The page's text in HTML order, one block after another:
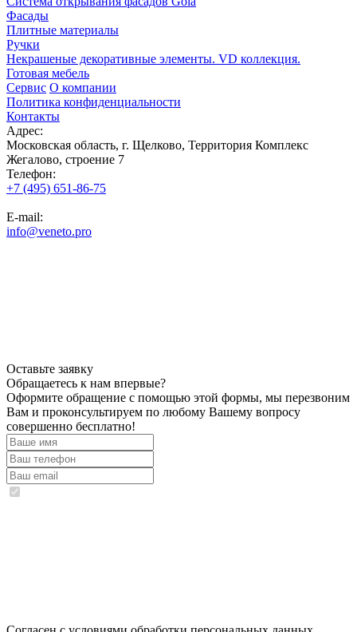
Фасады
Плитные материалы
Ручки
Некрашеные декоративные элементы. VD коллекция.
Готовая мебель
Сервис О компании
Политика конфиденциальности
Контакты
Адрес:
Московская область, г. Щелково, Территория Комплекс
Жегалово, строение 7
Телефон:
+7 (495) 651-86-75
E-mail:
info@veneto.pro
Оставьте заявку
Обращаетесь к нам впервые?
Оформите обращение с помощью этой формы, мы перезвоним
Вам и проконсультируем по любому Вашему вопросу
совершенно бесплатно!